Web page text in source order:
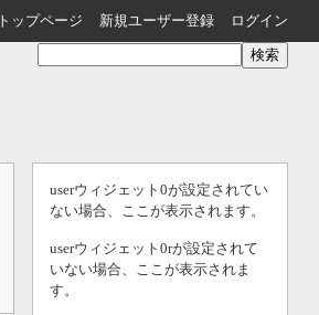
トップページ 新規ユーザー登録 ログイン
userウィジェット0が設定されてい
ない場合、ここが表示されます。
userウィジェット0rが設定されて
いない場合、ここが表示されま
す。